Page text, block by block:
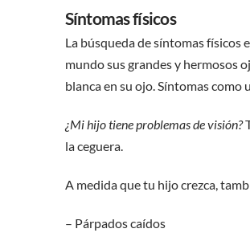
Síntomas físicos
La búsqueda de síntomas físicos
mundo sus grandes y hermosos
blanca en su ojo. Síntomas
¿Mi hijo tiene problemas de visión?
la ceguera.
A medida que tu hijo crezca,
– Párpados caídos